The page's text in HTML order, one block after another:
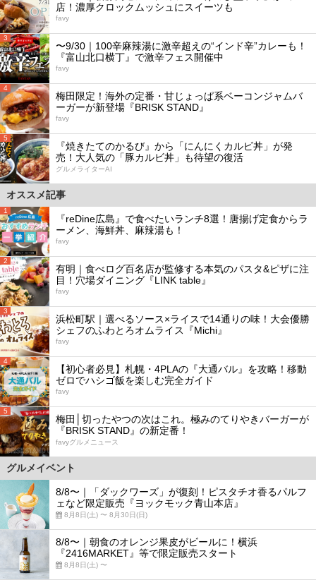
店！濃厚クロックムッシュにスイーツも
favy
3
〜9/30｜100辛麻辣湯に激辛超えの“インド辛”カレーも！
『富山北口横丁』で激辛フェス開催中
favy
4
梅田限定！海外の定番・甘じょっぱ系ベーコンジャムバ
ーガーが新登場『BRISK STAND』
favy
5
『焼きたてのかるび』から「にんにくカルビ丼」が発
売！大人気の「豚カルビ丼」も待望の復活
グルメライターAI
オススメ記事
1
『reDine広島』で食べたいランチ8選！唐揚げ定食からラ
ーメン、海鮮丼、麻辣湯も！
favy
2
有明｜食べログ百名店が監修する本気のパスタ&ピザに注
目！穴場ダイニング『LINK table』
favy
3
浜松町駅｜選べるソース×ライスで14通りの味！大会優勝
シェフのふわとろオムライス『Michi』
favy
4
【初心者必見】札幌・4PLAの『大通バル』を攻略！移動
ゼロでハシゴ飯を楽しむ完全ガイド
favy
5
梅田│切ったやつの次はこれ。極みのてりやきバーガーが
『BRISK STAND』の新定番！
favyグルメニュース
グルメイベント
8/8〜｜「ダックワーズ」が復刻！ピスタチオ香るパルフ
ェなど限定販売『ヨックモック青山本店』
8月8日(土) 〜 8月30日(日)
8/8〜｜朝食のオレンジ果皮がビールに！横浜
『2416MARKET』等で限定販売スタート
8月8日(土) 〜